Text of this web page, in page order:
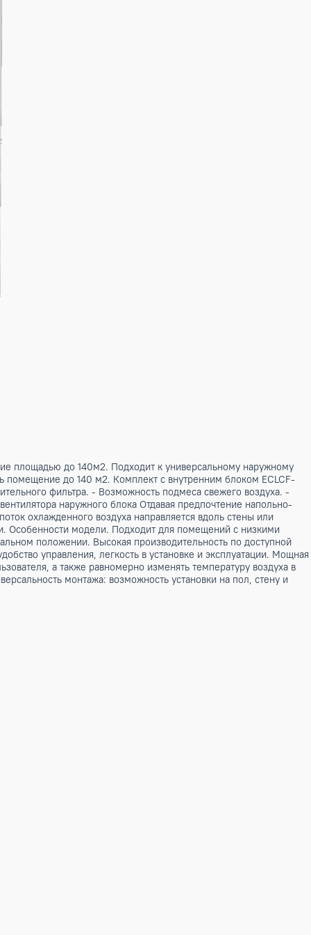
помещение площадью до 140м2. Подходит к
охлаждать помещение до 140 м2. Комплект с
дополнительного фильтра. - Возможность подмеса
вращения вентилятора наружного блока Отдавая
Мощный поток охлажденного воздуха направляется
в помещении. Особенности модели. Подходит для
горизонтальном положении. Высокая
удобство управления, легкость в установке и
на пользователя, а также равномерно изменять
монтажа: возможность